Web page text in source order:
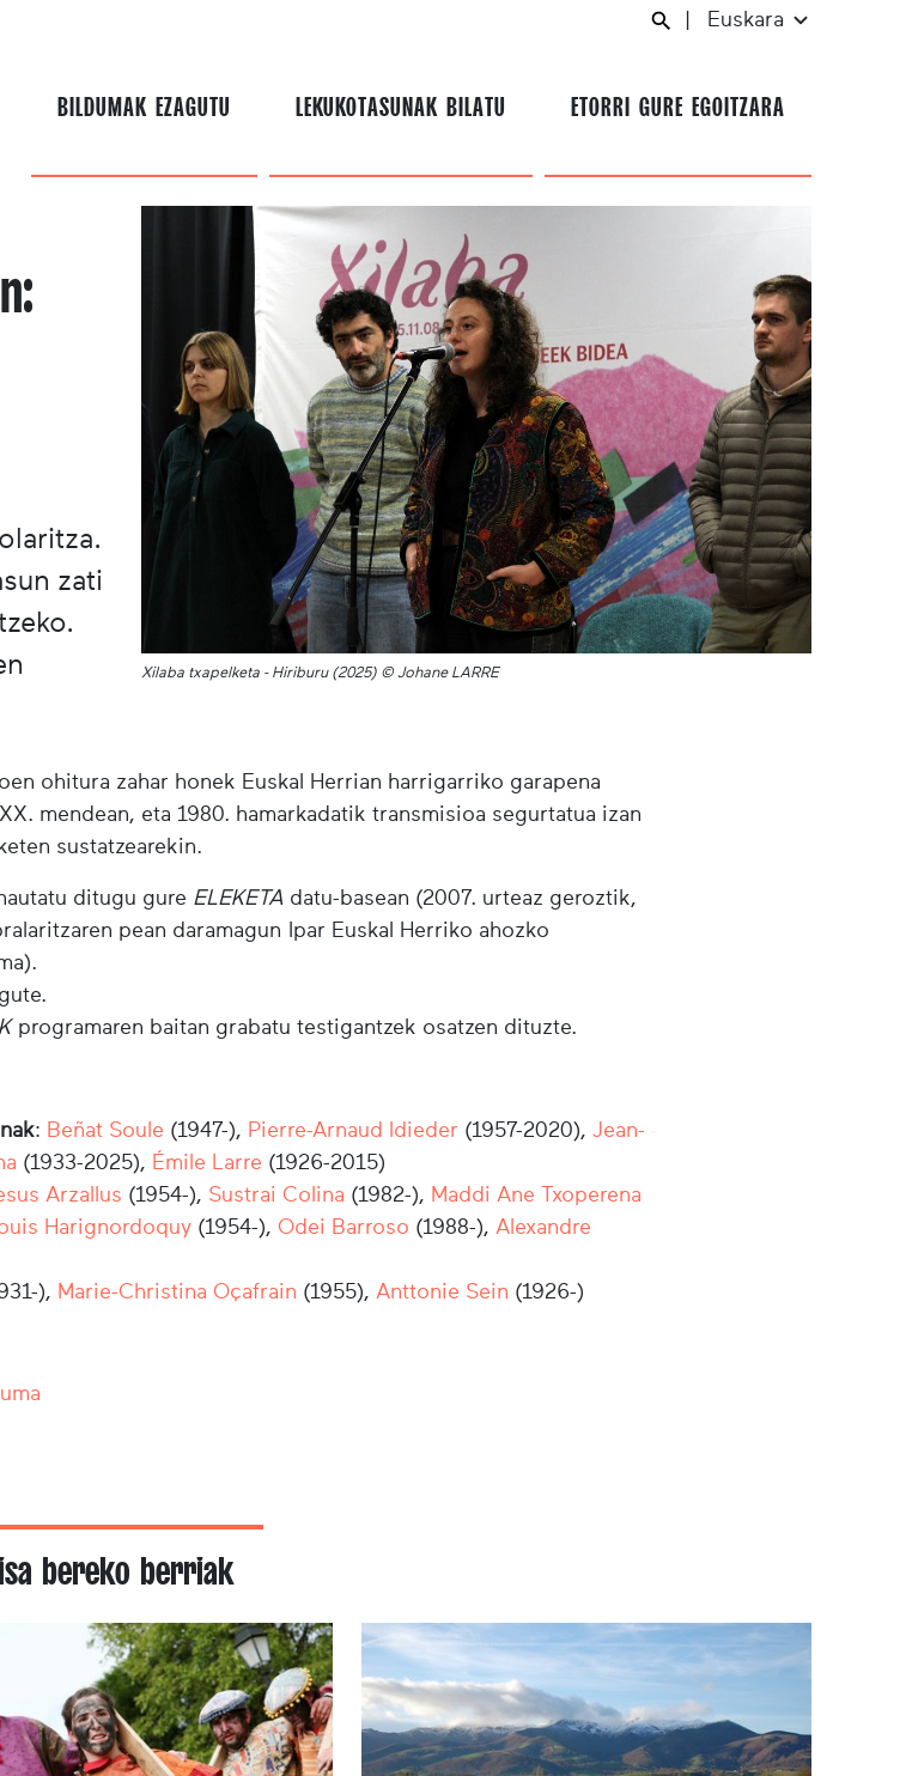
Euskara
BILDUMAK EZAGUTU LEKUKOTASUNAK BILATU ETORRI GURE EGOITZARA
Xilaba txapelketa - Hiriburu (2025) © Johane LARRE
zati
ohitura zahar honek Euskal Herrian harrigarriko garapena
mendean, eta 1980. hamarkadatik transmisioa segurtatua izan
sustatzearekin.
ditugu gure ELEKETA datu-basean (2007. urteaz geroztik,
pean daramagun Ipar Euskal Herriko ahozko
programaren baitan grabatu testigantzek osatzen dituzte.
: Beñat Soule (1947-), Pierre-Arnaud Idieder (1957-2020), Jean-
(1933-2025), Émile Larre (1926-2015)
Arzallus (1954-), Sustrai Colina (1982-), Maddi Ane Txoperena
Harignordoquy (1954-), Odei Barroso (1988-), Alexandre
), Marie-Christina Oçafrain (1955), Anttonie Sein (1926-)
bereko berriak